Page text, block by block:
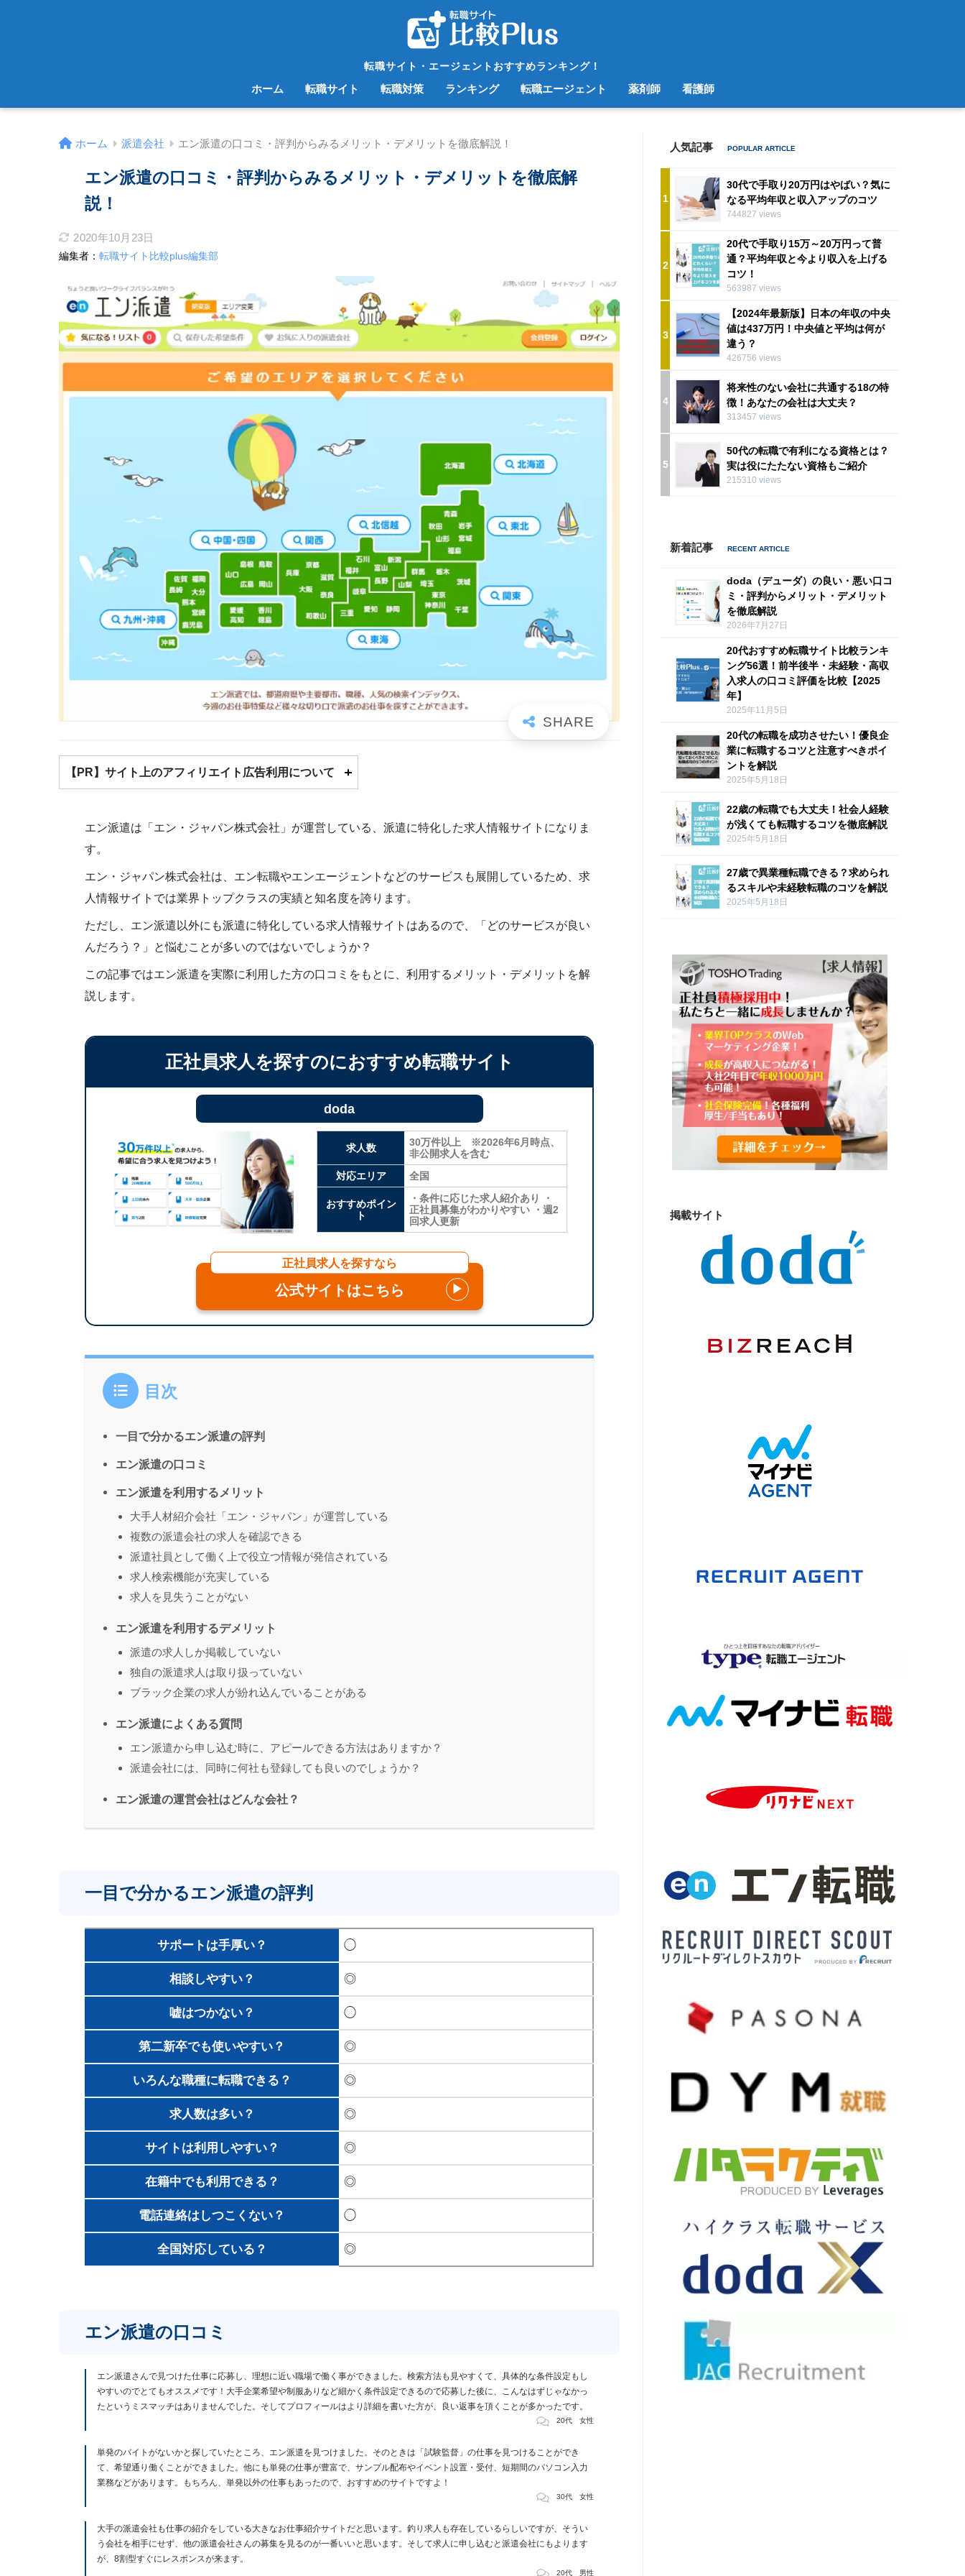
転職サイト・エージェントおすすめランキング！
ホーム 転職サイト 転職対策 ランキング 転職エージェント 薬剤師 看護師
ホーム 派遣会社 エン派遣の口コミ・評判からみるメリット・デメリットを徹底解説！
エン派遣の口コミ・評判からみるメリット・デメリットを徹底解
説！
2020年10月23日
編集者： 転職サイト比較plus編集部
【PR】サイト上のアフィリエイト広告利用について
エン派遣は「エン・ジャパン株式会社」が運営している、派遣に特化した求人情報サイトになりま
す。
エン・ジャパン株式会社は、エン転職やエンエージェントなどのサービスも展開しているため、求
人情報サイトでは業界トップクラスの実績と知名度を誇ります。
ただし、エン派遣以外にも派遣に特化している求人情報サイトはあるので、「どのサービスが良い
んだろう？」と悩むことが多いのではないでしょうか？
この記事ではエン派遣を実際に利用した方の口コミをもとに、利用するメリット・デメリットを解
説します。
正社員求人を探すのにおすすめ転職サイト
doda
求人数
30万件以上 ※2026年6月時点、
非公開求人を含む
対応エリア
全国
おすすめポイン
ト
・条件に応じた求人紹介あり ・
正社員募集がわかりやすい ・週2
回求人更新
正社員求人を探すなら
公式サイトはこちら ▶
目次
一目で分かるエン派遣の評判
エン派遣の口コミ
エン派遣を利用するメリット
大手人材紹介会社「エン・ジャパン」が運営している
複数の派遣会社の求人を確認できる
派遣社員として働く上で役立つ情報が発信されている
求人検索機能が充実している
求人を見失うことがない
エン派遣を利用するデメリット
派遣の求人しか掲載していない
独自の派遣求人は取り扱っていない
ブラック企業の求人が紛れ込んでいることがある
エン派遣によくある質問
エン派遣から申し込む時に、アピールできる方法はありますか？
派遣会社には、同時に何社も登録しても良いのでしょうか？
エン派遣の運営会社はどんな会社？
一目で分かるエン派遣の評判
サポートは手厚い？ ◯
相談しやすい？ ◎
嘘はつかない？ ◯
第二新卒でも使いやすい？ ◎
いろんな職種に転職できる？ ◎
求人数は多い？ ◎
サイトは利用しやすい？ ◎
在籍中でも利用できる？ ◎
電話連絡はしつこくない？ ◯
全国対応している？ ◎
エン派遣の口コミ
エン派遣さんで見つけた仕事に応募し、理想に近い職場で働く事ができました。検索方法も見やすくて、具体的な条件設定もし
やすいのでとてもオススメです！大手企業希望や制服ありなど細かく条件設定できるので応募した後に、こんなはずじゃなかっ
たというミスマッチはありませんでした。そしてプロフィールはより詳細を書いた方が、良い返事を頂くことが多かったです。
20代 女性
単発のバイトがないかと探していたところ、エン派遣を見つけました。そのときは「試験監督」の仕事を見つけることができ
て、希望通り働くことができました。他にも単発の仕事が豊富で、サンプル配布やイベント設置・受付、短期間のパソコン入力
業務などがあります。もちろん、単発以外の仕事もあったので、おすすめのサイトですよ！
30代 女性
大手の派遣会社も仕事の紹介をしている大きなお仕事紹介サイトだと思います。釣り求人も存在しているらしいですが、そうい
う会社を相手にせず、他の派遣会社さんの募集を見るのが一番いいと思います。そして求人に申し込むと派遣会社にもよります
が、8割型すぐにレスポンスが来ます。
20代 男性
人気記事
1
30代で手取り20万円はやばい？気に
なる平均年収と収入アップのコツ
744827 views
2
20代で手取り15万～20万円って普
通？平均年収と今より収入を上げる
コツ！
563987 views
3
【2024年最新版】日本の年収の中央
値は437万円！中央値と平均は何が
違う？
426756 views
4
将来性のない会社に共通する18の特
徴！あなたの会社は大丈夫？
313457 views
5
50代の転職で有利になる資格とは？
実は役にたたない資格もご紹介
215310 views
新着記事
doda（デューダ）の良い・悪い口コ
ミ・評判からメリット・デメリット
を徹底解説
2026年7月27日
20代おすすめ転職サイト比較ランキ
ング56選！前半後半・未経験・高収
入求人の口コミ評価を比較【2025
年】
2025年11月5日
20代の転職を成功させたい！優良企
業に転職するコツと注意すべきポイ
ントを解説
2025年5月18日
22歳の転職でも大丈夫！社会人経験
が浅くても転職するコツを徹底解説
2025年5月18日
27歳で異業種転職できる？求められ
るスキルや未経験転職のコツを解説
2025年5月18日
掲載サイト